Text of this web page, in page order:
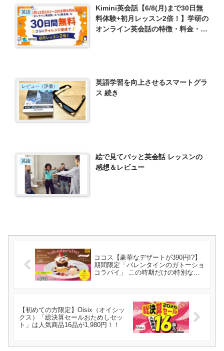
英語
Kimini英会話【6/8(月)まで30日無
料体験+初月レッスン2倍！】学研の
オンライン英会話の特徴・料金・実
レビュー（評価）
英語学習を向上させるスマートグラ
ス 続き
英語
絵で見てパッと英会話 レッスンの
感想＆レビュー
ココス【豪華なデザートが390円!?】
期間限定「バレンタインのガトーショ
コラパイ」 この時期だけの特別なデ
【初めての方限定】Oisix（オイシッ
クス）「総決算セールおためしセッ
ト」は人気商品16品が1,980円！！